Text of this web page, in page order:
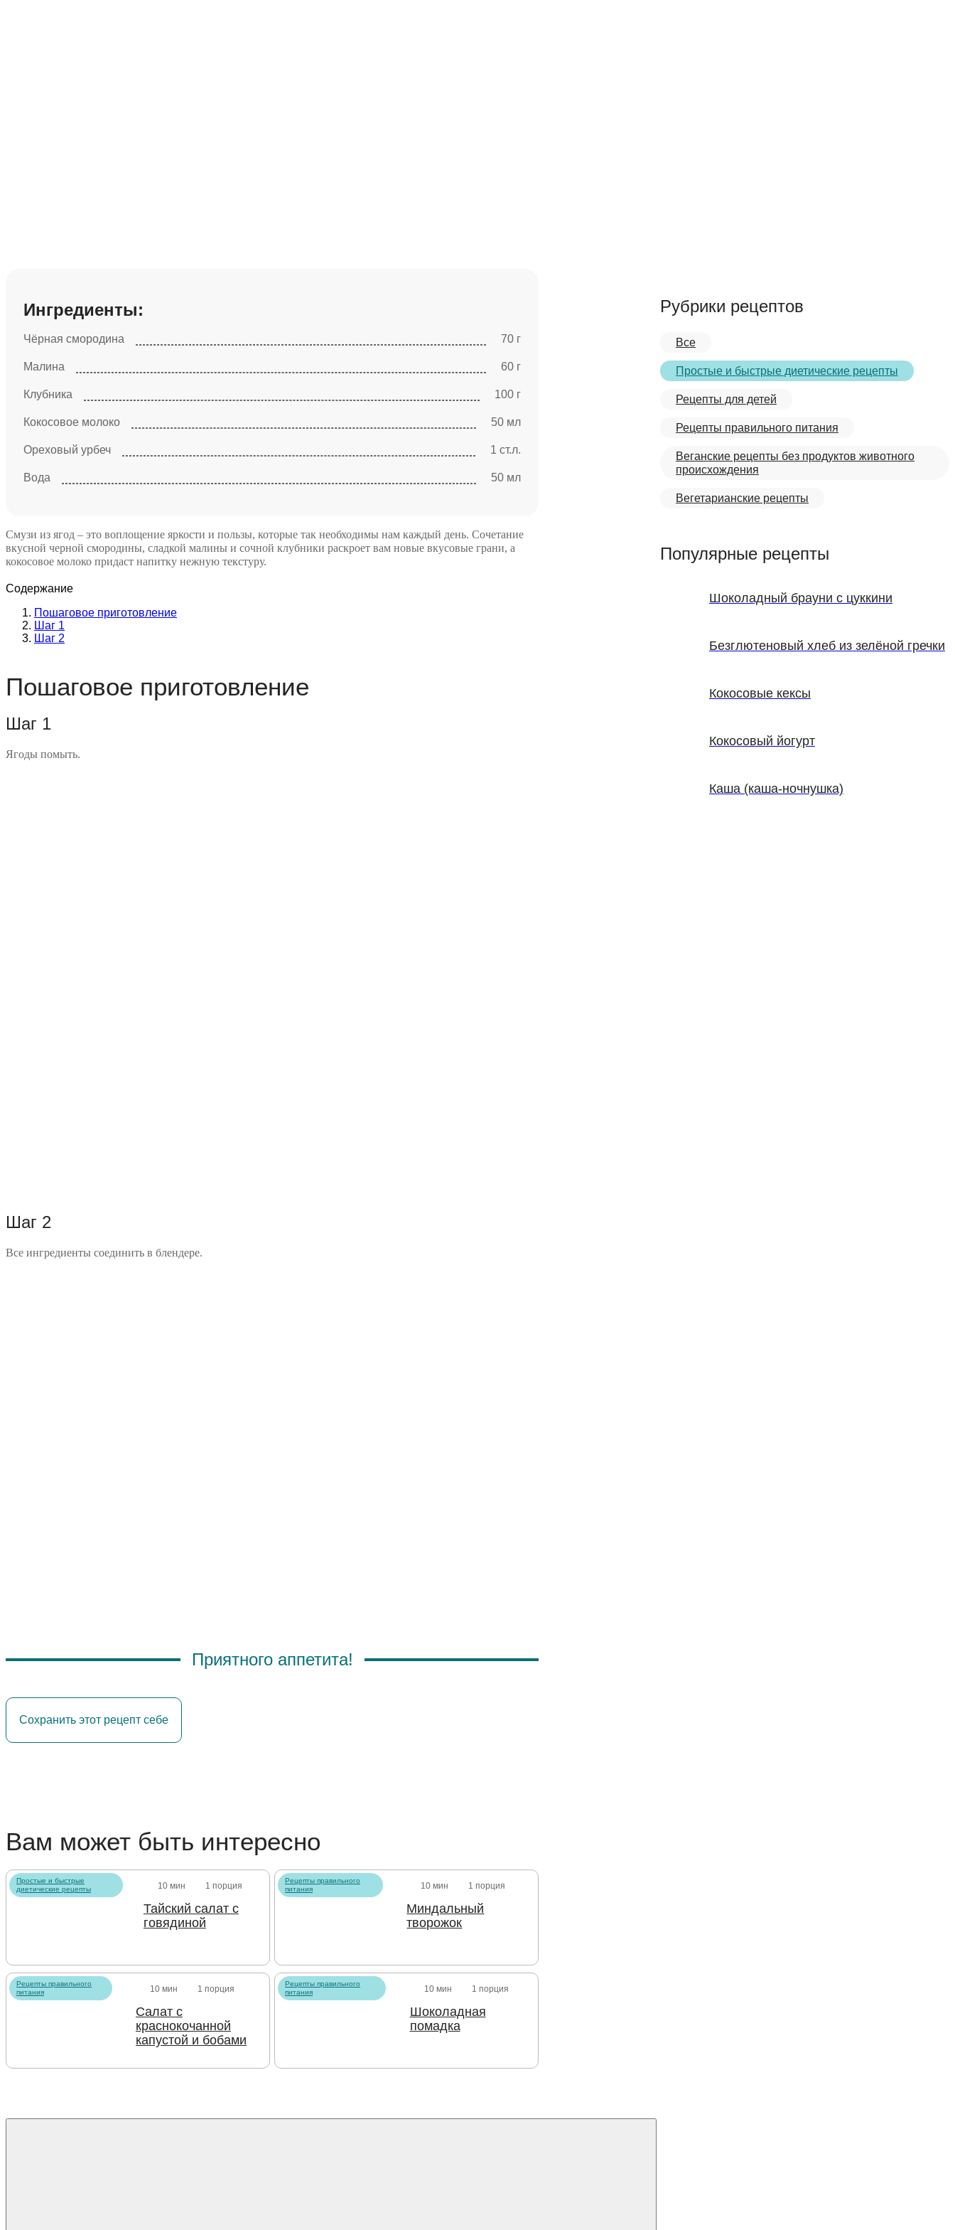
Ингредиенты:
Чёрная смородина 70 г
Малина 60 г
Клубника 100 г
Кокосовое молоко 50 мл
Ореховый урбеч 1 ст.л.
Вода 50 мл
Смузи из ягод – это воплощение яркости и пользы, которые так необходимы нам каждый день. Сочетание
вкусной черной смородины, сладкой малины и сочной клубники раскроет вам новые вкусовые грани, а
кокосовое молоко придаст напитку нежную текстуру.
Содержание
Пошаговое приготовление
Шаг 1
Шаг 2
Пошаговое приготовление
Шаг 1
Ягоды помыть.
Шаг 2
Все ингредиенты соединить в блендере.
Приятного аппетита!
Сохранить этот рецепт себе
Рубрики рецептов
Все
Простые и быстрые диетические рецепты
Рецепты для детей
Рецепты правильного питания
Веганские рецепты без продуктов животного
происхождения
Вегетарианские рецепты
Популярные рецепты
Шоколадный брауни с цуккини
Безглютеновый хлеб из зелёной гречки
Кокосовые кексы
Кокосовый йогурт
Каша (каша-ночнушка)
Вам может быть интересно
Простые и быстрые
диетические рецепты
10 мин 1 порция
Тайский салат с
говядиной
Рецепты правильного
питания
10 мин 1 порция
Миндальный
творожок
Рецепты правильного
питания
10 мин 1 порция
Салат с
краснокочанной
капустой и бобами
Рецепты правильного
питания
10 мин 1 порция
Шоколадная
помадка